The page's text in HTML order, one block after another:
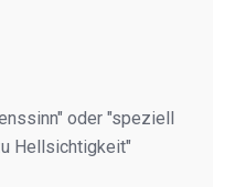
oder "speziell
Hellsichtigkeit"